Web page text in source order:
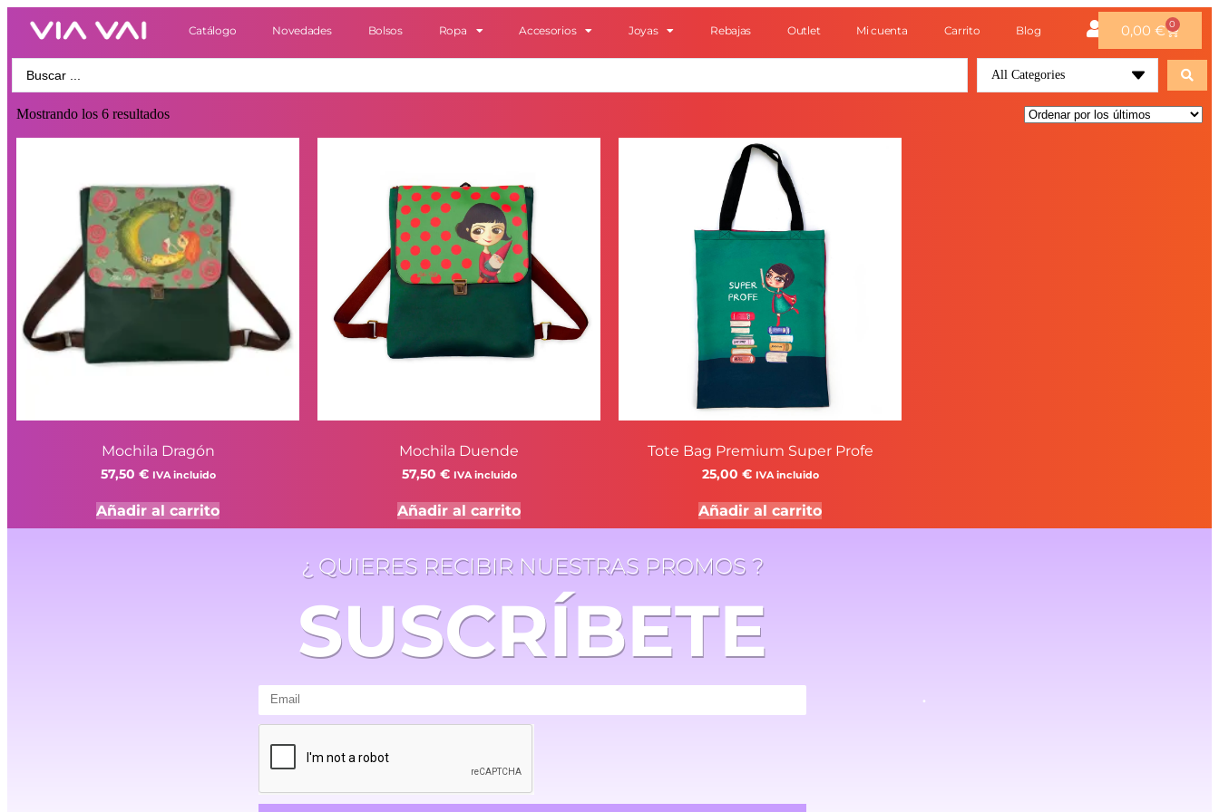
Catálogo Novedades Bolsos Ropa Accesorios Joyas Rebajas Outlet Mi cuenta Carrito Blog 0,00 € 0
All Categories
Mostrando los 6 resultados
Mochila Dragón
57,50 € IVA incluido
Añadir al carrito
Mochila Duende
57,50 € IVA incluido
Añadir al carrito
Tote Bag Premium Super Profe
25,00 € IVA incluido
Añadir al carrito
¿ QUIERES RECIBIR NUESTRAS PROMOS ?
SUSCRÍBETE
.